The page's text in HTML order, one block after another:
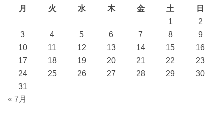
月
火 水 木 金 土
日
1
2
3
4 5 6 7 8
9
10
11 12 13 14 15
16
17
18 19 20 21 22
23
24
25 26 27 28 29
30
31
« 7月